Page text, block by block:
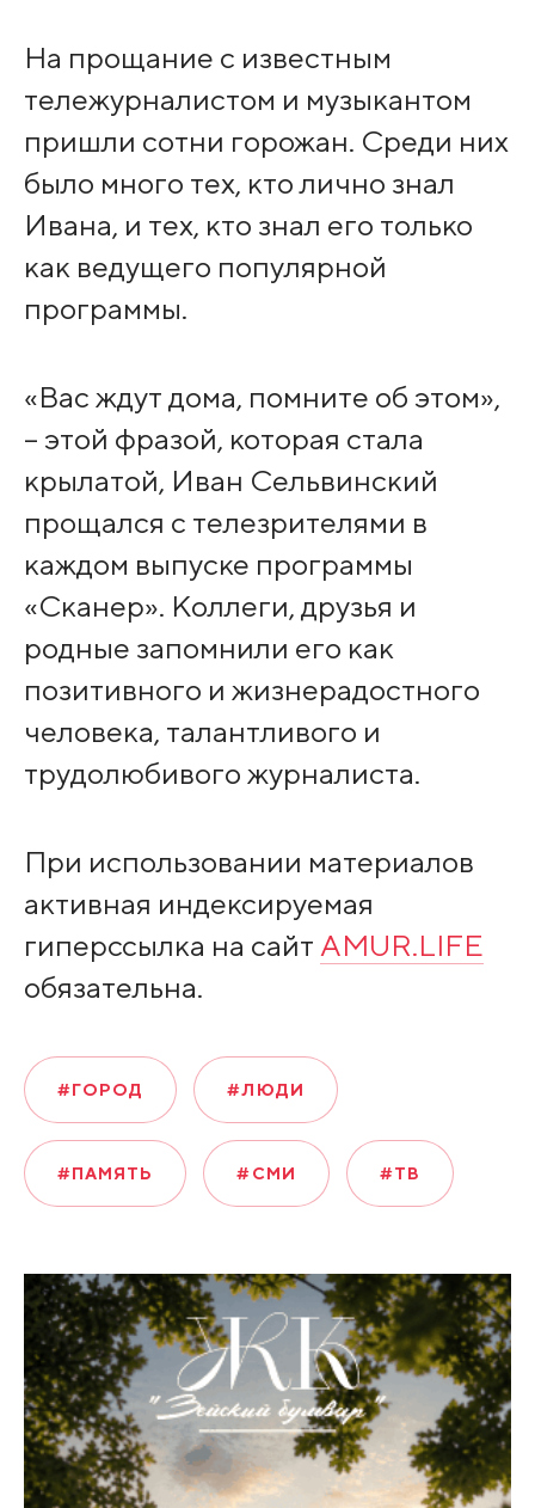
На прощание с известным
тележурналистом и музыкантом
пришли сотни горожан. Среди них
было много тех, кто лично знал
Ивана, и тех, кто знал его только
как ведущего популярной
программы.
«Вас ждут дома, помните об этом»,
– этой фразой, которая стала
крылатой, Иван Сельвинский
прощался с телезрителями в
каждом выпуске программы
«Сканер». Коллеги, друзья и
родные запомнили его как
позитивного и жизнерадостного
человека, талантливого и
трудолюбивого журналиста.
При использовании материалов
активная индексируемая
гиперссылка на сайт AMUR.LIFE
обязательна.
#ГОРОД #ЛЮДИ
#ПАМЯТЬ #СМИ #ТВ